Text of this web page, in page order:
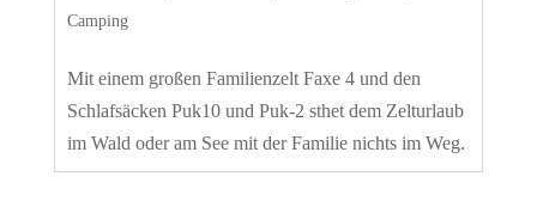
Camping
Mit einem großen Familienzelt Faxe 4 und den
Schlafsäcken Puk10 und Puk-2 sthet dem Zelturlaub
im Wald oder am See mit der Familie nichts im Weg.